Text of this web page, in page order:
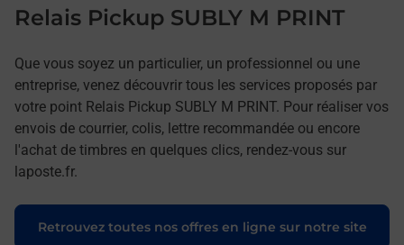
Relais Pickup SUBLY M PRINT
Que vous soyez un particulier, un professionnel ou une
entreprise, venez découvrir tous les services proposés par
votre point Relais Pickup SUBLY M PRINT. Pour réaliser vos
envois de courrier, colis, lettre recommandée ou encore
l'achat de timbres en quelques clics, rendez-vous sur
laposte.fr.
Retrouvez toutes nos offres en ligne sur notre site